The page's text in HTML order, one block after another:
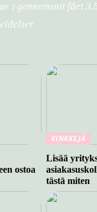
i gennemsnit fået
ostoa
VINKKEJÄ
Lisää
tästä miten